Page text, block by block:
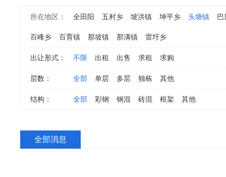
所在地区： 全田阳 五村乡 坡洪镇 坤平乡 头塘镇 巴
百峰乡 百育镇 那坡镇 那满镇 雷圩乡
出让形式： 不限 出租 出售 求租 求购
层数： 全部 单层 多层 独栋 其他
结构： 全部 彩钢 钢混 砖混 框架 其他
全部消息